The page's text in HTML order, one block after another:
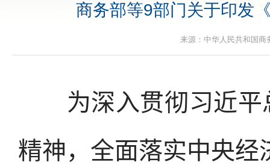
商务部等9部门关于印发
来源：中华人民共和国
为深入贯彻习近平
精神，全面落实中央